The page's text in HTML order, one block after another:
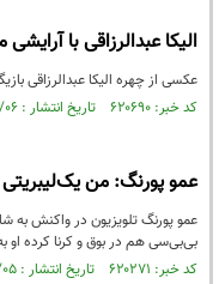
الیکا عبدالرزاقی با آرایشی
عکسی از چهره الیکا عبدالرزاقی
کد خبر: ۶۲۰۶۹۰ تاریخ انتشار : ۱۳۹۸/۰۵/۰۶
عمو پورنگ: من
عمو پورنگ تلویزیون در واکنش به
بی‌بی‌سی‌ هم در بوق و کرنا کرده او
کد خبر: ۶۲۰۲۷۱ تاریخ انتشار : ۱۳۹۸/۰۵/۰۵